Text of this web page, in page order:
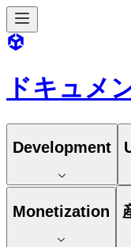
ドキュメ
Development
Monetization